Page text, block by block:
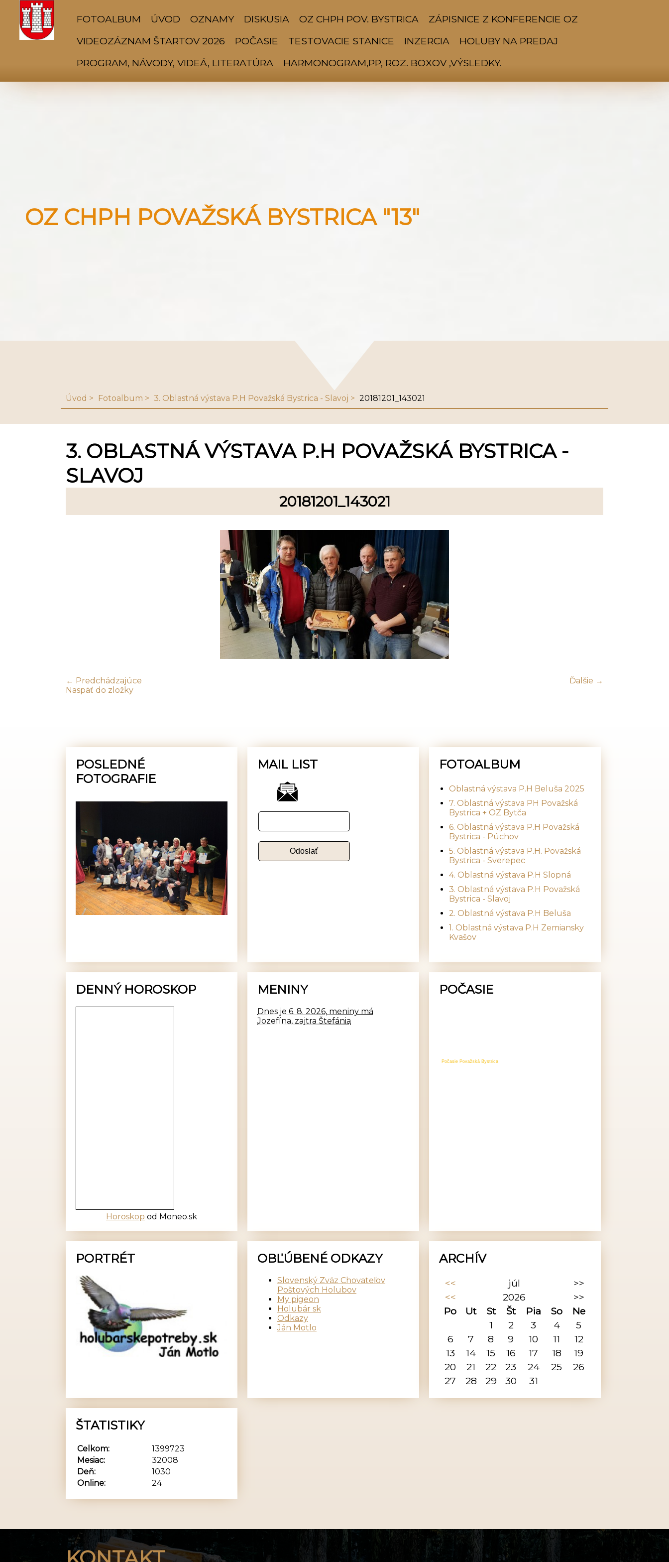
FOTOALBUM ÚVOD OZNAMY DISKUSIA OZ CHPH POV. BYSTRICA
ZÁPISNICE Z KONFERENCIE OZ
VIDEOZÁZNAM ŠTARTOV 2026
POČASIE TESTOVACIE STANICE INZERCIA
HOLUBY NA PREDAJ
PROGRAM, NÁVODY, VIDEÁ, LITERATÚRA
HARMONOGRAM,PP, ROZ. BOXOV ,VÝSLEDKY.
OZ CHPH POVAŽSKÁ BYSTRICA "13"
Úvod Fotoalbum 3. Oblastná výstava P.H Považská Bystrica - Slavoj 20181201_143021
3. OBLASTNÁ VÝSTAVA P.H POVAŽSKÁ BYSTRICA -
SLAVOJ
20181201_143021
← Predchádzajúce
Ďalšie →
Naspäť do zložky
POSLEDNÉ
FOTOGRAFIE
MAIL LIST FOTOALBUM
Oblastná výstava P.H Beluša 2025
7. Oblastná výstava PH Považská
Bystrica + OZ Bytča
6. Oblastná výstava P.H Považská
Bystrica - Púchov
5. Oblastná výstava P.H. Považská
Bystrica - Sverepec
4. Oblastná výstava P.H Slopná
3. Oblastná výstava P.H Považská
Bystrica - Slavoj
2. Oblastná výstava P.H Beluša
1. Oblastná výstava P.H Zemiansky
Kvašov
DENNÝ HOROSKOP
Horoskop od Moneo.sk
MENINY
Dnes je 6. 8. 2026, meniny má
Jozefína, zajtra Štefánia
POČASIE
Počasie Považská Bystrica
PORTRÉT OBĽÚBENÉ ODKAZY
Slovenský Zväz Chovateľov
Poštových Holubov
My pigeon
Holubár sk
Odkazy
Ján Motlo
ARCHÍV
<< júl
>>
<<
2026
>>
Po
Ut St Št Pia So
Ne
1
2 3 4
5
6
7 8 9 10 11
12
13
14 15 16 17 18
19
20
21 22 23 24 25
26
27
28 29 30 31
ŠTATISTIKY
Online: 24
Celkom:
1399723
Mesiac:
32008
Deň:
1030